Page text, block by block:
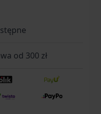
od 300 zł